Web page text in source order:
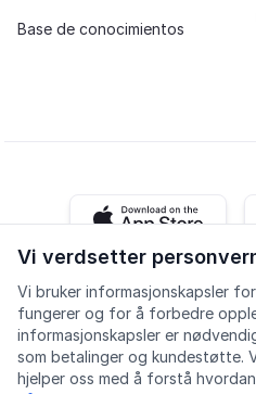
Vi verdsetter
Vi bruker informasjonskapsler
fungerer og for å forbedre
informasjonskapsler er
som betalinger og kundestøtte.
hjelper oss med å forstå
Base de conocimientos
iOS app